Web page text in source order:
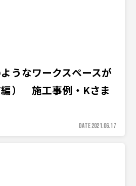
ようなワークスペースが
） 施工事例・Kさま
DATE 2021.06.17